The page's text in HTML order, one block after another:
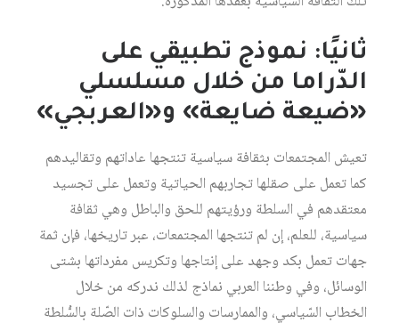
ثانيًا: نموذج تطبيقي على
الدّراما من خلال مسلسلي
«ضيعة ضايعة» و«العربجي»
تعيش المجتمعات بثقافة سياسية تنتجها عاداتهم وتقاليدهم
كما تعمل على صقلها تجاربهم الحياتية وتعمل على تجسيد
معتقدهم في السلطة ورؤيتهم للحق والباطل وهي ثقافة
سياسية، للعلم، إن لم تنتجها المجتمعات، عبر تاريخها، فإن ثمة
جهات تعمل بكد وجهد على إنتاجها وتكريس مفرداتها بشتى
الوسائل، وفي وطننا العربي نماذج لذلك ندركه من خلال
الخطاب السّياسي، والممارسات والسلوكات ذات الصّلة بالسُّلطة